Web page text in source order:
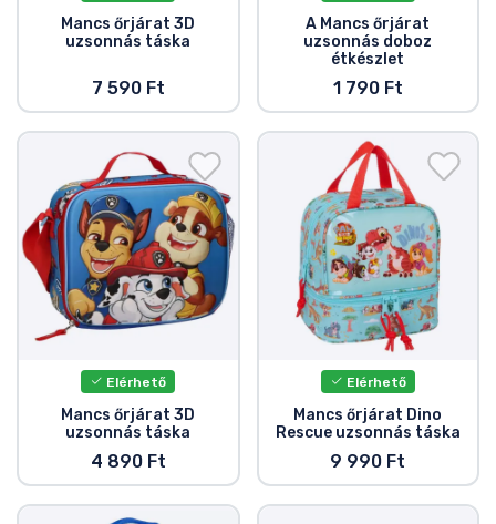
Mancs őrjárat 3D
uzsonnás táska
7 590 Ft
A Mancs őrjárat
uzsonnás doboz
étkészlet
1 790 Ft
Elérhető
Mancs őrjárat 3D
uzsonnás táska
4 890 Ft
Elérhető
Mancs őrjárat Dino
Rescue uzsonnás táska
9 990 Ft